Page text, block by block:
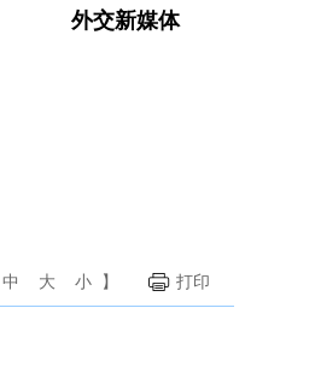
外交新媒体
中 大 小 】 打印